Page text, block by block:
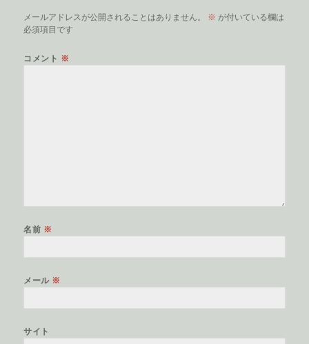
メールアドレスが公開されることはありません。 ※ が付いている欄は
必須項目です
コメント ※
名前 ※
メール ※
サイト